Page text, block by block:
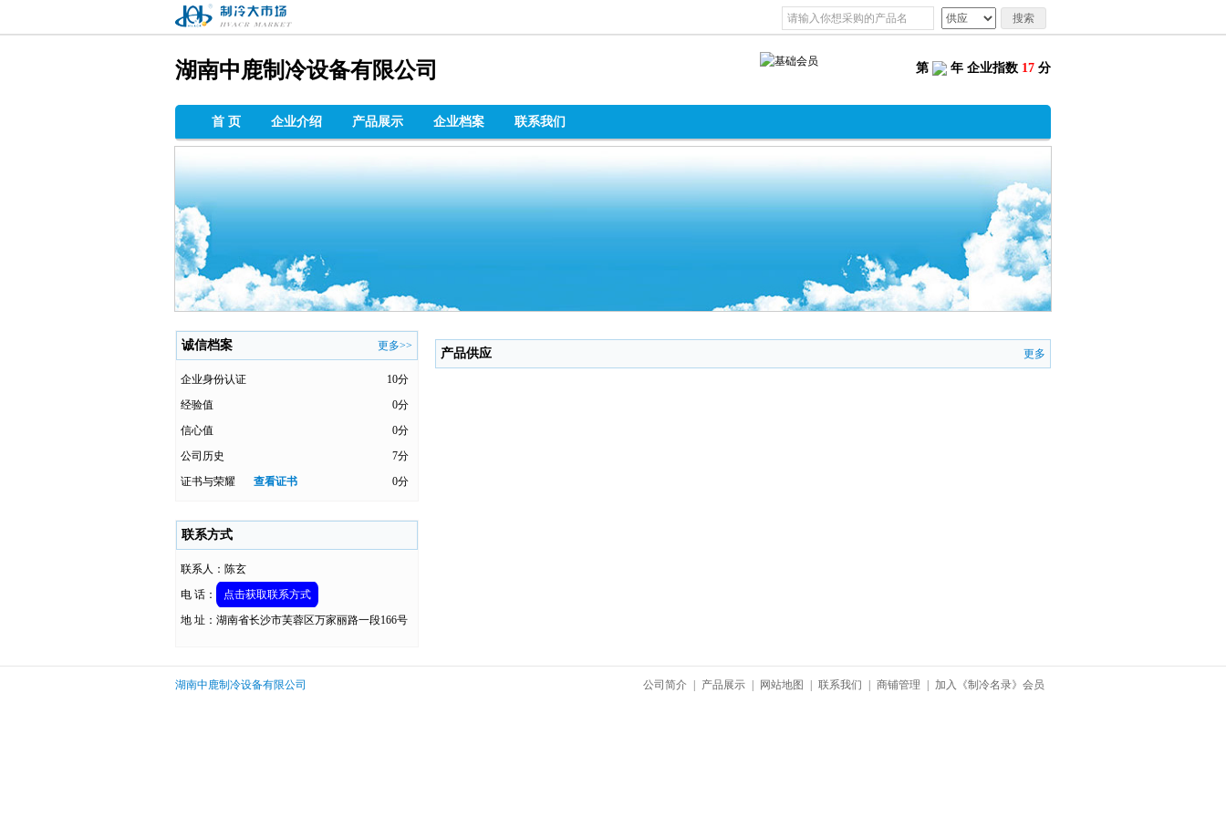
搜索
第 年 企业指数 17 分
湖南中鹿制冷设备有限公司
首 页 企业介绍 产品展示 企业档案 联系我们
更多>>
诚信档案
10分
企业身份认证
0分
经验值
0分
信心值
7分
公司历史
0分
证书与荣耀 查看证书
联系方式
联系人：陈玄
电 话：
点击获取联系方式
地 址：湖南省长沙市芙蓉区万家丽路一段166号
更多
产品供应
湖南中鹿制冷设备有限公司 公司简介 产品展示 网站地图 联系我们 商铺管理 加入《制冷名录》会员